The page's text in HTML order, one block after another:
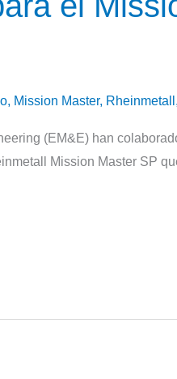
, Mission Master, Rheinmetall ,
(EM&E) han
Mission Master SP